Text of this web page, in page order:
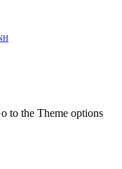
to the Theme options